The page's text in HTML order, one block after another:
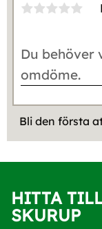
Bli den första
HITTA
SKURUP